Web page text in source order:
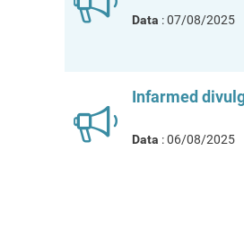
Data : 07/08/2025
Infarmed
Data : 06/08/2025